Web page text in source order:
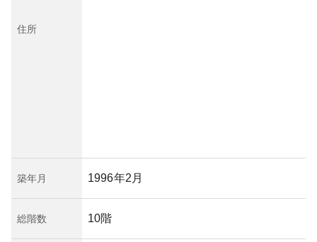
住所
築年月 1996年2月
総階数 10階